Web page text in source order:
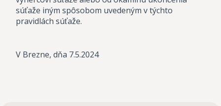
súťaže iným spôsobom uvedeným v týchto
pravidlách súťaže.
V Brezne, dňa 7.5.2024